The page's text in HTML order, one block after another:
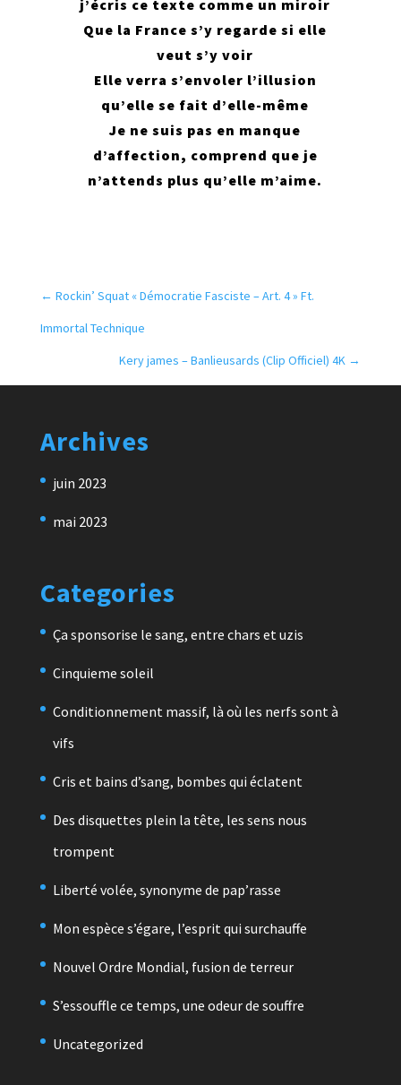
j’écris ce texte comme un miroir
Que la France s’y regarde si elle
veut s’y voir
Elle verra s’envoler l’illusion
qu’elle se fait d’elle-même
Je ne suis pas en manque
d’affection, comprend que je
n’attends plus qu’elle m’aime.
← Rockin’ Squat « Démocratie Fasciste – Art. 4 » Ft.
Immortal Technique
Kery james – Banlieusards (Clip Officiel) 4K →
Archives
juin 2023
mai 2023
Categories
Ça sponsorise le sang, entre chars et uzis
Cinquieme soleil
Conditionnement massif, là où les nerfs sont à
vifs
Cris et bains d’sang, bombes qui éclatent
Des disquettes plein la tête, les sens nous
trompent
Liberté volée, synonyme de pap’rasse
Mon espèce s’égare, l’esprit qui surchauffe
Nouvel Ordre Mondial, fusion de terreur
S’essouffle ce temps, une odeur de souffre
Uncategorized